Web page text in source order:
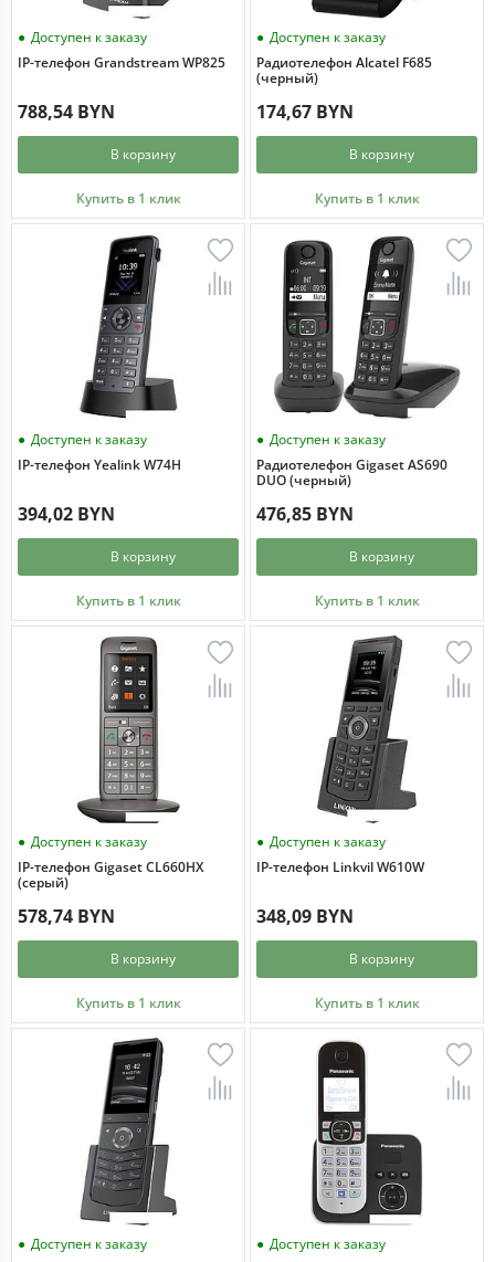
Доступен к заказу
IP-телефон Grandstream WP825
788,54 BYN
В корзину
Купить в 1 клик
Доступен к заказу
Радиотелефон Alcatel F685
(черный)
174,67 BYN
В корзину
Купить в 1 клик
Доступен к заказу
IP-телефон Yealink W74H
394,02 BYN
В корзину
Купить в 1 клик
Доступен к заказу
Радиотелефон Gigaset AS690
DUO (черный)
476,85 BYN
В корзину
Купить в 1 клик
Доступен к заказу
IP-телефон Gigaset CL660HX
(серый)
578,74 BYN
В корзину
Купить в 1 клик
Доступен к заказу
IP-телефон Linkvil W610W
348,09 BYN
В корзину
Купить в 1 клик
Доступен к заказу
Доступен к заказу